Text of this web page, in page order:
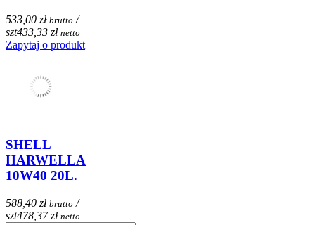
533,00 zł brutto /
szt433,33 zł netto
Zapytaj o produkt
SHELL
HARWELLA
10W40 20L.
588,40 zł brutto /
szt478,37 zł netto